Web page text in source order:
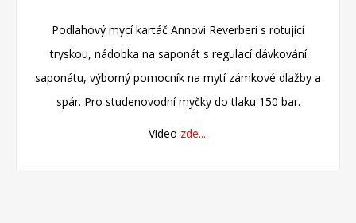
Podlahový mycí kartáč Annovi Reverberi s rotující
tryskou, nádobka na saponát s regulací dávkování
saponátu, výborný pomocník na mytí zámkové dlažby a
spár. Pro studenovodní myčky do tlaku 150 bar.
Video zde....